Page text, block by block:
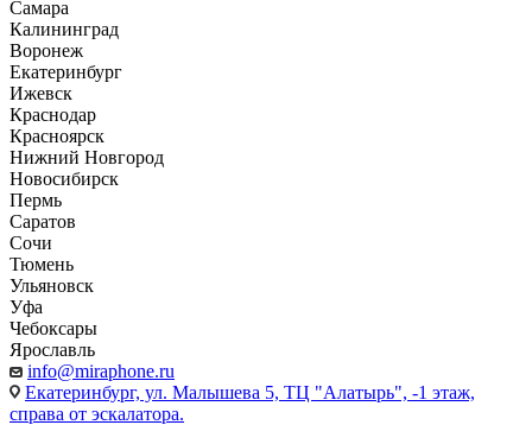
Самара
Калининград
Воронеж
Екатеринбург
Ижевск
Краснодар
Красноярск
Нижний Новгород
Новосибирск
Пермь
Саратов
Сочи
Тюмень
Ульяновск
Уфа
Чебоксары
Ярославль
info@miraphone.ru
Екатеринбург, ул. Малышева 5, ТЦ "Алатырь", -1 этаж,
справа от эскалатора.